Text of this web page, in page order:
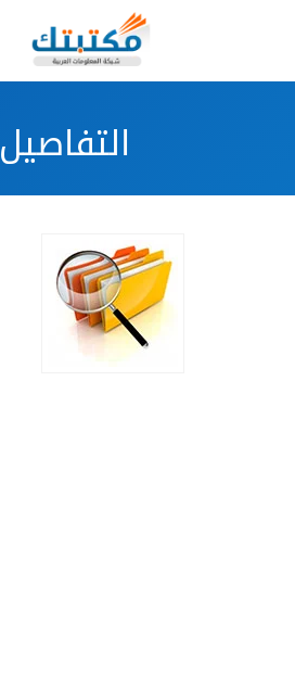
التفاصيل